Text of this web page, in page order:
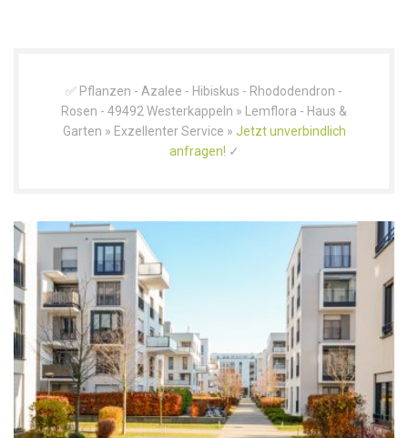
✅ Pflanzen - Azalee - Hibiskus - Rhododendron -
Rosen - 49492 Westerkappeln » Lemflora - Haus &
Garten » Exzellenter Service » Jetzt unverbindlich
anfragen! ✓